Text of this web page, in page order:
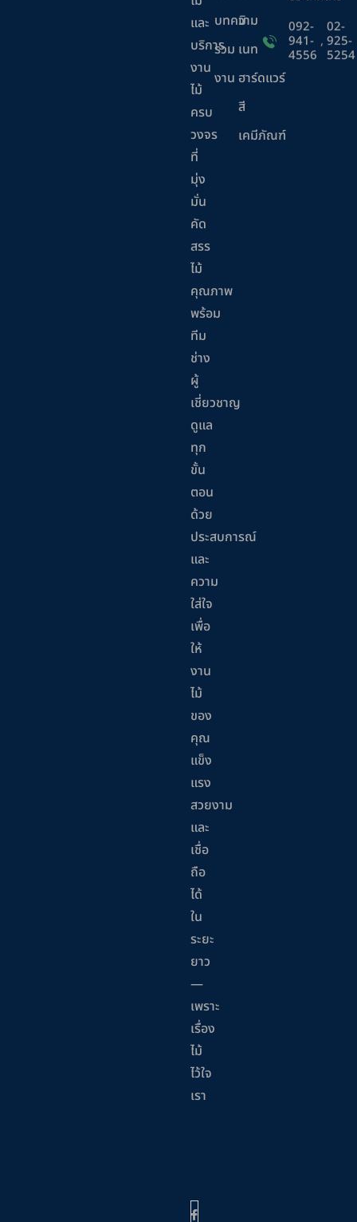
และ
บริการ
งาน
ไม้
ครบ
วงจร
ที่
มุ่ง
มั่น
คัด
สรร
ไม้
คุณภาพ
พร้อม
ทีม
ช่าง
ผู้
เชี่ยวชาญ
ดูแล
ทุก
ขั้น
ตอน
ด้วย
ประสบการณ์
และ
ความ
ใส่ใจ
เพื่อ
ให้
งาน
ไม้
ของ
คุณ
แข็ง
แรง
สวยงาม
และ
เชื่อ
ถือ
ได้
ใน
ระยะ
ยาว
—
เพราะ
เรื่อง
ไม้
ไว้ใจ
เรา
บทความ
ร่วม
งาน
มิ
เนท
ฮาร์ดแวร์
สี
เคมีภัณฑ์
092-
941-
4556
,
02-
925-
5254